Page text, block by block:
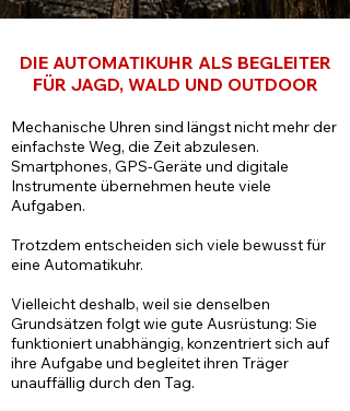
DIE AUTOMATIKUHR ALS BEGLEITER
FÜR JAGD, WALD UND OUTDOOR
Mechanische Uhren sind längst nicht mehr der
einfachste Weg, die Zeit abzulesen.
Smartphones, GPS-Geräte und digitale
Instrumente übernehmen heute viele
Aufgaben.
Trotzdem entscheiden sich viele bewusst für
eine Automatikuhr.
Vielleicht deshalb, weil sie denselben
Grundsätzen folgt wie gute Ausrüstung: Sie
funktioniert unabhängig, konzentriert sich auf
ihre Aufgabe und begleitet ihren Träger
unauffällig durch den Tag.